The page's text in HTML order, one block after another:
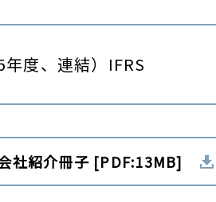
度、連結）IFRS
社紹介冊子 [PDF:13MB]